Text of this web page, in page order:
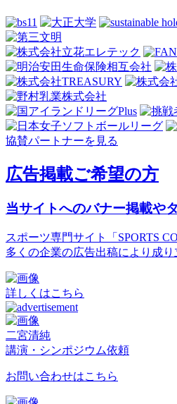
協賛パートナーを見る
広告掲載ご希望の方
当サイトへのバナー掲載や
スポーツ専門サイト「SPORTS
多くの企業の広告出稿により成り
詳しくはこちら
二宮清純
講演・シンポジウム依頼
お問い合わせはこちら